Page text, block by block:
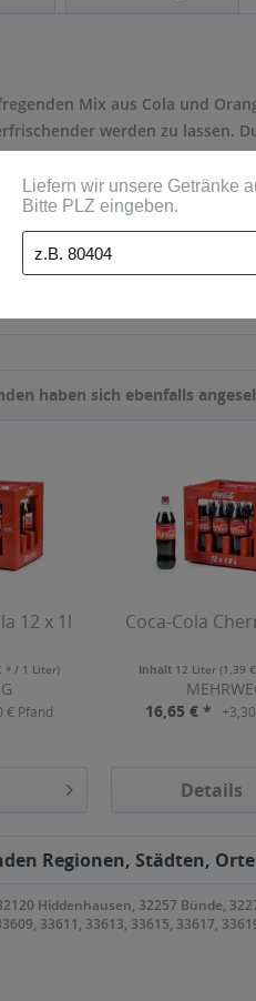
Mix aus Cola und
werden zu lassen.
haben sich ebenfalls
12 x 1l
* / 1 Liter)
€ Pfand
Coca-Cola
Inhalt 12 Liter (1,39
16,65 € *
Details
Regionen, Städten,
Hiddenhausen, 32257 Bünde,
33611, 33613, 33615, 33617,